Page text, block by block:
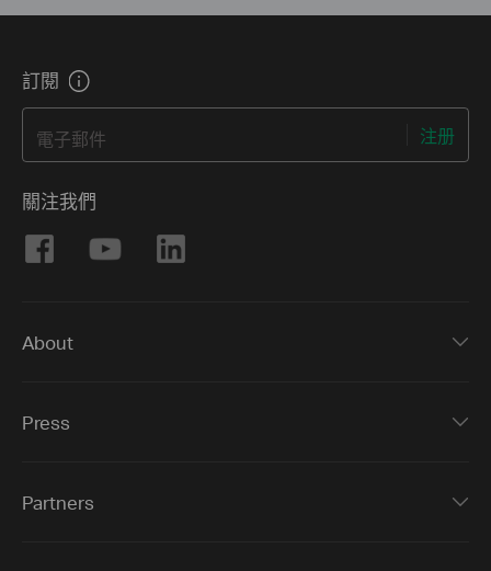
訂閱
電子郵件 注册
關注我們
About
Press
Partners